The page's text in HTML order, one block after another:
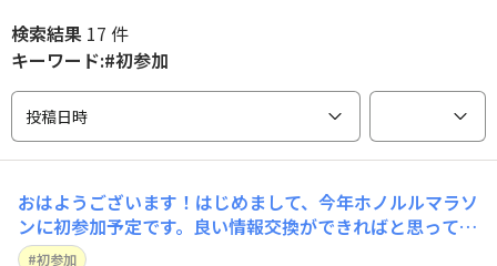
検索結果 17 件
キーワード:#初参加
投稿日時
おはようございます！はじめまして、今年ホノルルマラソ
ンに初参加予定です。良い情報交換ができればと思ってお
ります、オヤジです。宜しくお願いします。
初参加